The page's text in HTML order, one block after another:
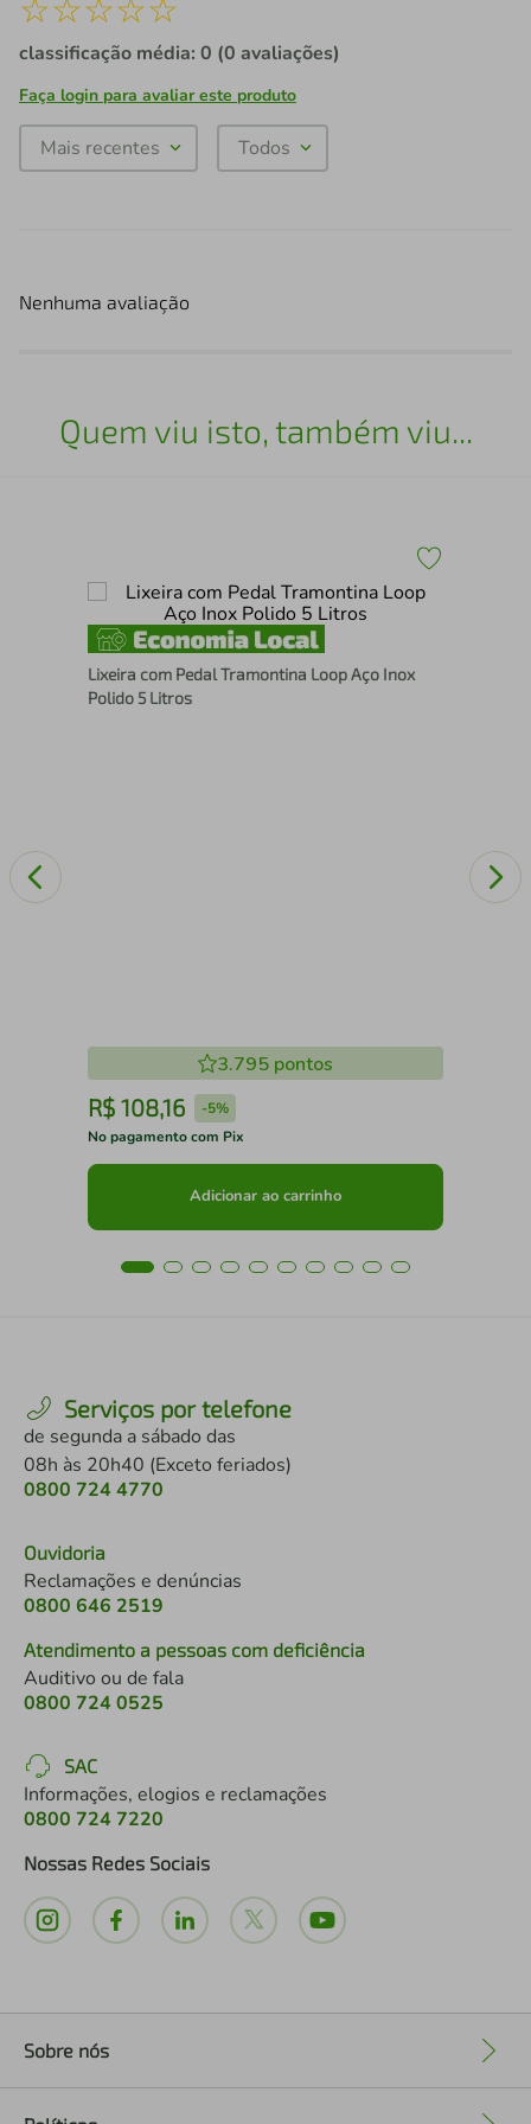
classificação média: 0 (0 avaliações)
Faça login para avaliar este produto
Mais recentes Todos
Nenhuma avaliação
Quem viu isto, também viu...
Lixeira com Pedal Tramontina Loop Aço Inox
Polido 5 Litros
3.795 pontos
R$ 108,16 -5%
No pagamento com Pix
Adicionar ao carrinho
Serviços por telefone
de segunda a sábado das
08h às 20h40 (Exceto feriados)
0800 724 4770
Ouvidoria
Reclamações e denúncias
0800 646 2519
Atendimento a pessoas com deficiência
Auditivo ou de fala
0800 724 0525
SAC
Informações, elogios e reclamações
0800 724 7220
Nossas Redes Sociais
Sobre nós